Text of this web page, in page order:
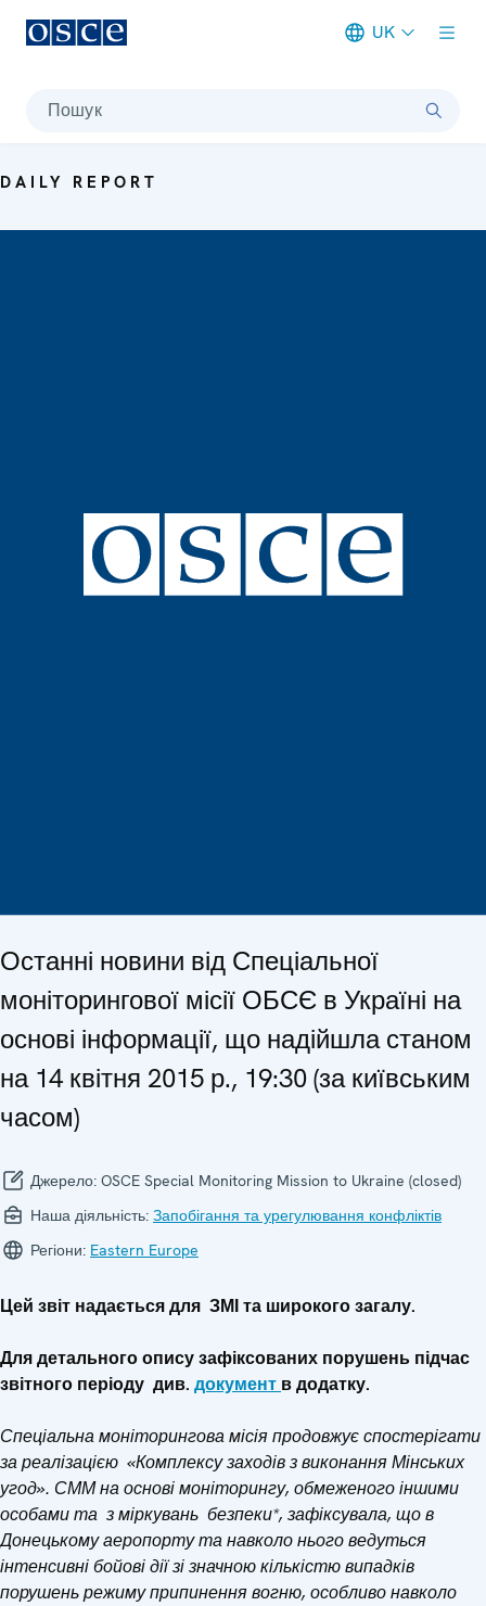
UK
Пошук
DAILY REPORT
Останні новини від Спеціальної
моніторингової місії ОБСЄ в Україні на
основі інформації, що надійшла станом
на 14 квітня 2015 р., 19:30 (за київським
часом)
Джерело: OSCE Special Monitoring Mission to Ukraine (closed)
Наша діяльність: Запобігання та урегулювання конфліктів
Регіони: Eastern Europe
Цей звіт надається для ЗМІ та широкого загалу.
Для детального опису зафіксованих порушень підчас
звітного періоду див. документ в додатку.
Спеціальна моніторингова місія продовжує спостерігати
за реалізацією «Комплексу заходів з виконання Мінських
угод». СММ на основі моніторингу, обмеженогоіншими
особамита зміркувань безпеки*, зафіксувала, що в
Донецькому аеропорту та навколо нього ведуться
інтенсивні бойові дії зі значною кількістю випадків
порушень режиму припинення вогню, особливо навколо